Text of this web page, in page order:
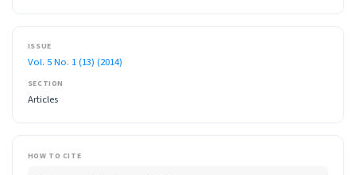
ISSUE
Vol. 5 No. 1 (13) (2014)
SECTION
Articles
HOW TO CITE